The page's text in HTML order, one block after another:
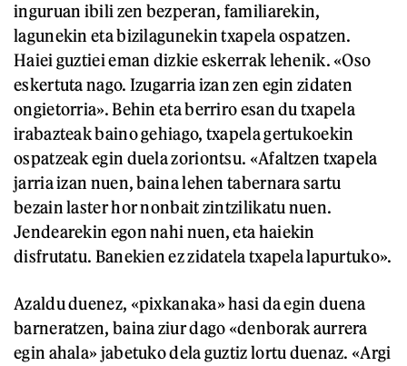
inguruan ibili zen bezperan, familiarekin,
lagunekin eta bizilagunekin txapela ospatzen.
Haiei guztiei eman dizkie eskerrak lehenik. «Oso
eskertuta nago. Izugarria izan zen egin zidaten
ongietorria». Behin eta berriro esan du txapela
irabazteak baino gehiago, txapela gertukoekin
ospatzeak egin duela zoriontsu. «Afaltzen txapela
jarria izan nuen, baina lehen tabernara sartu
bezain laster hor nonbait zintzilikatu nuen.
Jendearekin egon nahi nuen, eta haiekin
disfrutatu. Banekien ez zidatela txapela lapurtuko».
Azaldu duenez, «pixkanaka» hasi da egin duena
barneratzen, baina ziur dago «denborak aurrera
egin ahala» jabetuko dela guztiz lortu duenaz. «Argi